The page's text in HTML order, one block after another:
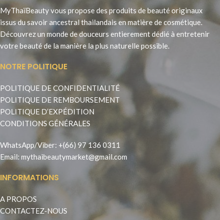
MyThaïBeauty vous propose des produits de beauté originaux
issus du savoir ancestral thailandais en matière de cosmétique.
Découvrez un monde de douceurs entierement dédié à entretenir
votre beauté de la manière la plus naturelle possible.
NOTRE POLITIQUE
POLITIQUE DE CONFIDENTIALITÉ
POLITIQUE DE REMBOURSEMENT
POLITIQUE D’EXPÉDITION
CONDITIONS GÉNÉRALES
WhatsApp/Viber: +(66) 97 136 0311
Email: mythaibeautymarket@gmail.com
INFORMATIONS
A PROPOS
CONTACTEZ-NOUS